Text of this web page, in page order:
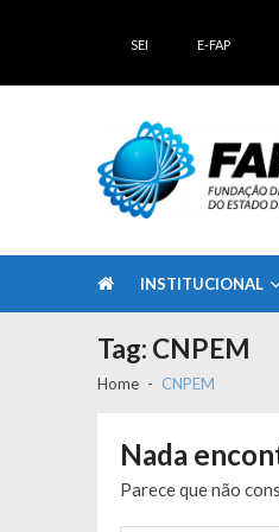
SEI E-FAP
INSTITUCIONAL
Tag: CNPEM
Home CNPEM
Nada
Parece que não